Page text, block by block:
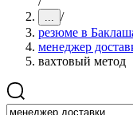
... /
резюме в
менеджер
вахтовый метод